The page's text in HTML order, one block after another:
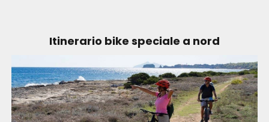
Itinerario bike speciale a nord